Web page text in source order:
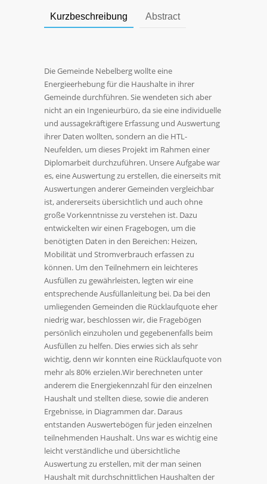
Kurzbeschreibung Abstract
Die Gemeinde Nebelberg wollte eine
Energieerhebung für die Haushalte in ihrer
Gemeinde durchführen. Sie wendeten sich aber
nicht an ein Ingenieurbüro, da sie eine individuelle
und aussagekräftigere Erfassung und Auswertung
ihrer Daten wollten, sondern an die HTL-
Neufelden, um dieses Projekt im Rahmen einer
Diplomarbeit durchzuführen. Unsere Aufgabe war
es, eine Auswertung zu erstellen, die einerseits mit
Auswertungen anderer Gemeinden vergleichbar
ist, andererseits übersichtlich und auch ohne
große Vorkenntnisse zu verstehen ist. Dazu
entwickelten wir einen Fragebogen, um die
benötigten Daten in den Bereichen: Heizen,
Mobilität und Stromverbrauch erfassen zu
können. Um den Teilnehmern ein leichteres
Ausfüllen zu gewährleisten, legten wir eine
entsprechende Ausfüllanleitung bei. Da bei den
umliegenden Gemeinden die Rücklaufquote eher
niedrig war, beschlossen wir, die Fragebögen
persönlich einzuholen und gegebenenfalls beim
Ausfüllen zu helfen. Dies erwies sich als sehr
wichtig, denn wir konnten eine Rücklaufquote von
mehr als 80% erzielen.Wir berechneten unter
anderem die Energiekennzahl für den einzelnen
Haushalt und stellten diese, sowie die anderen
Ergebnisse, in Diagrammen dar. Daraus
entstanden Auswertebögen für jeden einzelnen
teilnehmenden Haushalt. Uns war es wichtig eine
leicht verständliche und übersichtliche
Auswertung zu erstellen, mit der man seinen
Haushalt mit durchschnittlichen Haushalten der